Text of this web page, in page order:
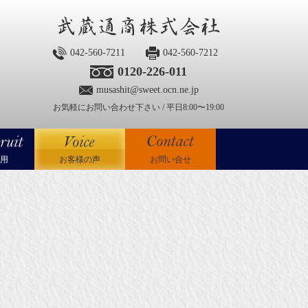
042-560-7211 042-560-7212
0120-226-011
musashit@sweet.ocn.ne.jp
お気軽にお問い合わせ下さい / 平日8:00〜19:00
お客様の声 お問い合せ